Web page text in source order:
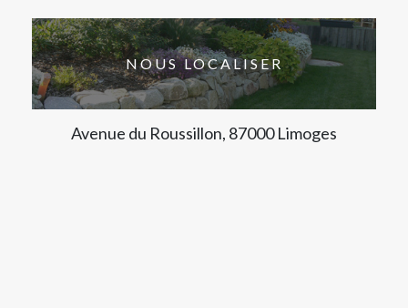
NOUS LOCALISER
Avenue du Roussillon, 87000 Limoges